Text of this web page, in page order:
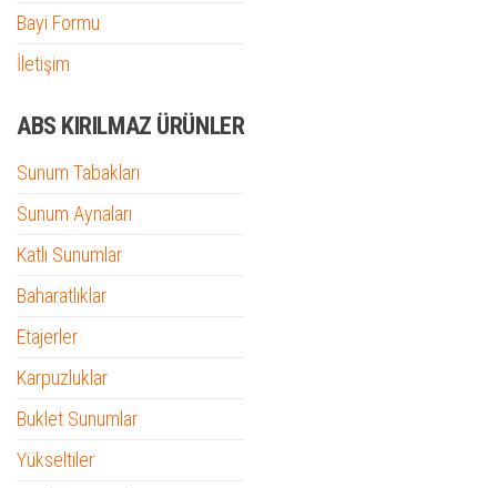
Bayi Formu
İletişim
ABS KIRILMAZ ÜRÜNLER
Sunum Tabakları
Sunum Aynaları
Katlı Sunumlar
Baharatlıklar
Etajerler
Karpuzluklar
Buklet Sunumlar
Yükseltiler